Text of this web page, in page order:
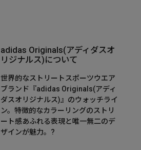
adidas Originals(アディダスオ
リジナルス)について
世界的なストリートスポーツウエア
ブランド『adidas Originals(アディ
ダスオリジナルス)』のウォッチライ
ン。特徴的なカラーリングのストリ
ート感あふれる表現と唯一無二のデ
ザインが魅力。?